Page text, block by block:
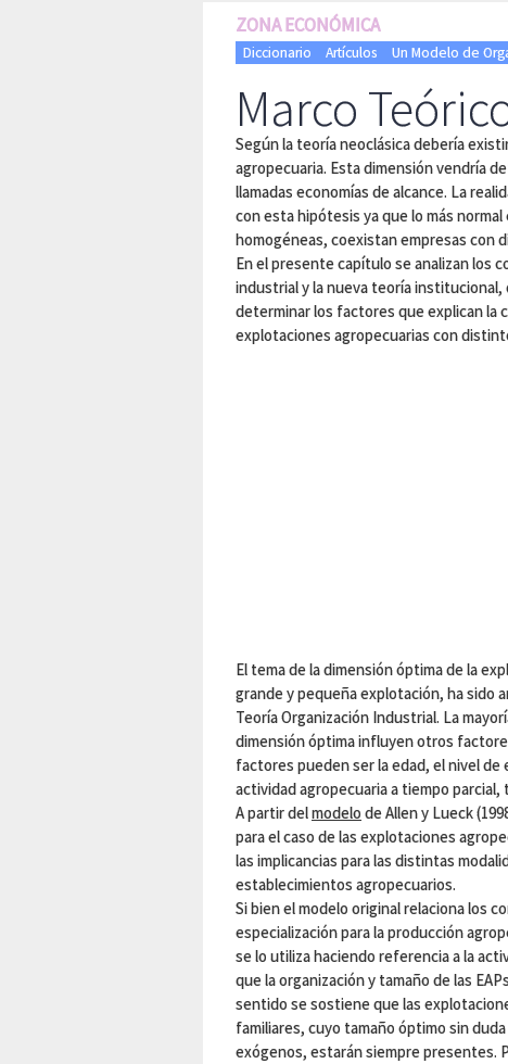
ZONA ECONÓMICA
Diccionario Artículos Un Modelo de
Marco
Según la teoría neoclásica debería
agropecuaria. Esta dimensión vendría
llamadas economías de alcance. La
con esta hipótesis ya que lo más
homogéneas, coexistan empresas con
En el presente capítulo se analizan los
industrial y la nueva teoría
determinar los factores que explican la
explotaciones agropecuarias con
El tema de la dimensión óptima de la
grande y pequeña explotación, ha sido
Teoría Organización Industrial. La
dimensión óptima influyen otros
factores pueden ser la edad, el nivel
actividad agropecuaria a tiempo
A partir delmodelo de Allen y Lueck
para el caso de las explotaciones
las implicancias para las distintas
establecimientos agropecuarios.
Si bien el modelo original relaciona los
especialización para la producción
se lo utiliza haciendo referencia a la
que la organización y tamaño de las
sentido se sostiene que las
familiares, cuyo tamaño óptimo sin
exógenos, estarán siempre presentes.